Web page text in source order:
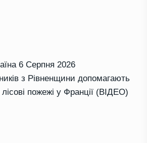
6 Серпня 2026
з Рівненщини допомагають
пожежі у Франції (ВІДЕО)